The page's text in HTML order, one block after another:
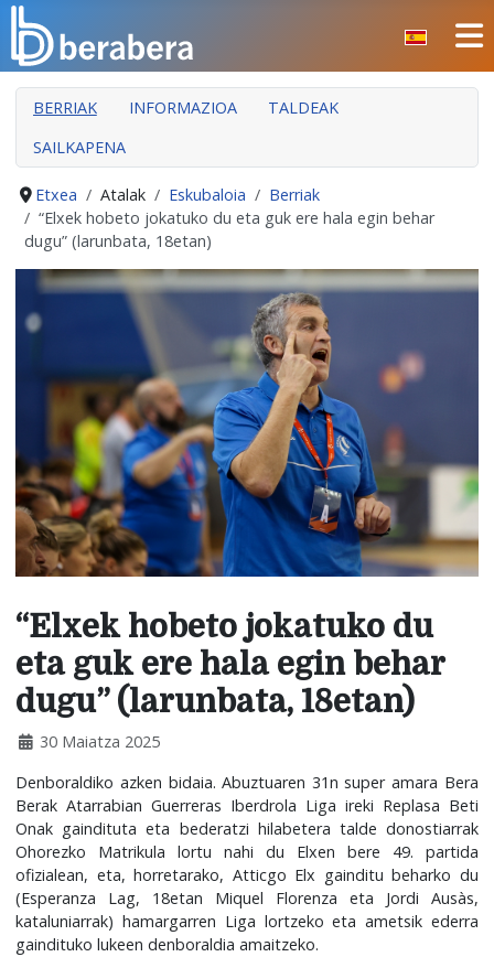
ITXI
HASIERA
KLUBA
MANTEO
ATALAK
JARDUERAK
GIZARTE ARLOA
INDARKERIAREN PREBENTZIOA
BERRIAK INFORMAZIOA
TALDEAK
SAILKAPENA
Etxea Atalak Eskubaloia
Berriak
“Elxek hobeto jokatuko du eta guk ere hala egin behar
dugu” (larunbata, 18etan)
“Elxek hobeto jokatuko du
eta guk ere hala egin behar
dugu” (larunbata, 18etan)
30 Maiatza 2025
Denboraldiko azken bidaia. Abuztuaren 31n super amara Bera
Berak Atarrabian Guerreras Iberdrola Liga ireki Replasa Beti
Onak gaindituta eta bederatzi hilabetera talde donostiarrak
Ohorezko Matrikula lortu nahi du Elxen bere 49. partida
ofizialean, eta, horretarako, Atticgo Elx gainditu beharko du
(Esperanza Lag, 18etan Miquel Florenza eta Jordi Ausàs,
kataluniarrak) hamargarren Liga lortzeko eta ametsik ederra
gaindituko lukeen denboraldia amaitzeko.